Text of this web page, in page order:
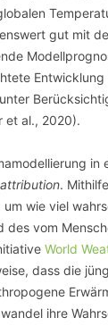
gut mit
Entwicklung
et al., 2020).
in
.
wie viel
des vom
World
dass die
ihre